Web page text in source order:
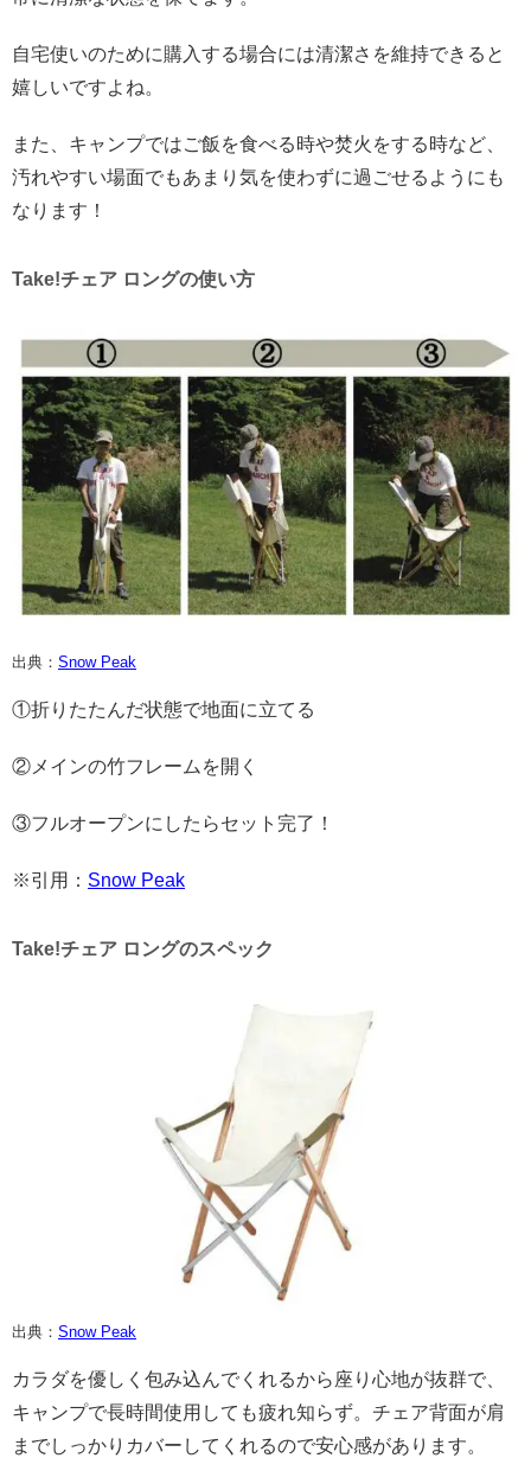
自宅使いのために購入する場合には清潔さを維持できると
嬉しいですよね。
また、キャンプではご飯を食べる時や焚火をする時など、
汚れやすい場面でもあまり気を使わずに過ごせるようにも
なります！
Take!チェア ロングの使い方
出典： Snow Peak
①折りたたんだ状態で地面に立てる
②メインの竹フレームを開く
③フルオープンにしたらセット完了！
※引用： Snow Peak
Take!チェア ロングのスペック
出典： Snow Peak
カラダを優しく包み込んでくれるから座り心地が抜群で、
キャンプで長時間使用しても疲れ知らず。チェア背面が肩
までしっかりカバーしてくれるので安心感があります。